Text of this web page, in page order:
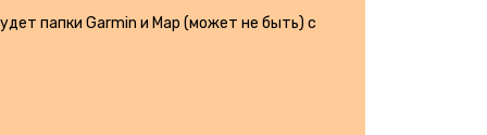
папки Garmin и Map (может не быть) с